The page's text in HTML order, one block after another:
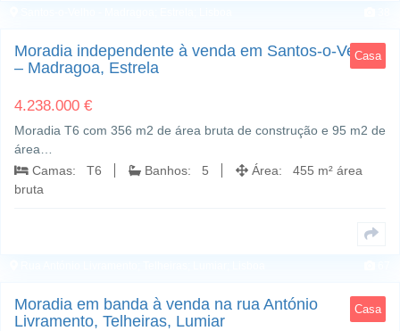
Casa
Moradia independente à venda em Santos-o-Velho
– Madragoa, Estrela
4.238.000 €
Moradia T6 com 356 m2 de área bruta de construção e 95 m2 de
área…
Camas: T6
Banhos: 5
Área: 455 m² área
bruta
Casa
Moradia em banda à venda na rua António
Livramento, Telheiras, Lumiar